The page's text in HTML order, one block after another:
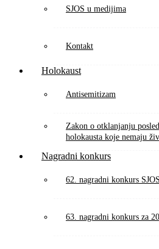
SJOS u medijima
Kontakt
Holokaust
Antisemitizam
Zakon o otklanjanju
holokausta koje nemaju
Nagradni konkurs
62. nagradni konkurs
63. nagradni konkurs za